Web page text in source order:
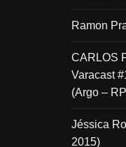
Ramon
CARLOS
Varacast
(Argo –
Jéssica
2015)